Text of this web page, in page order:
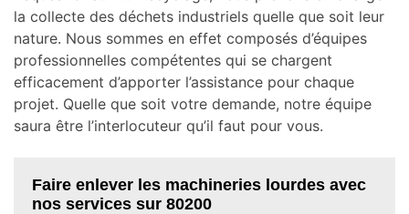
la collecte des déchets industriels quelle que soit leur
nature. Nous sommes en effet composés d’équipes
professionnelles compétentes qui se chargent
efficacement d’apporter l’assistance pour chaque
projet. Quelle que soit votre demande, notre équipe
saura être l’interlocuteur qu’il faut pour vous.
Faire enlever les machineries lourdes avec
nos services sur 80200